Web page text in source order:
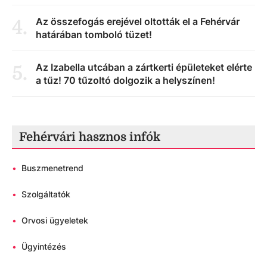
4.
Az összefogás erejével oltották el a Fehérvár
határában tomboló tüzet!
5.
Az Izabella utcában a zártkerti épületeket elérte
a tűz! 70 tűzoltó dolgozik a helyszínen!
Fehérvári hasznos infók
• Buszmenetrend
• Szolgáltatók
• Orvosi ügyeletek
• Ügyintézés